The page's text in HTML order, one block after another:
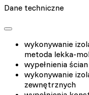
Dane techniczne
wykonywanie
metoda lekka-
wypełnienia
wykonywanie
zewnętrznych